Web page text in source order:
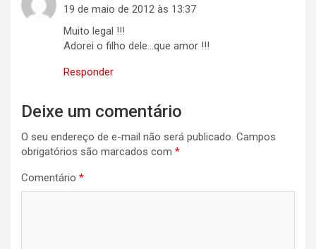
19 de maio de 2012 às 13:37
Muito legal !!!
Adorei o filho dele…que amor !!!
Responder
Deixe um comentário
O seu endereço de e-mail não será publicado. Campos
obrigatórios são marcados com *
Comentário *